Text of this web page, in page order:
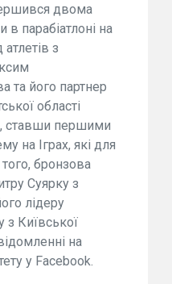
двома
парабіатлоні на
з
та його партнер
області
ставши першими
на Іграх, які для
бронзова
Суярку з
лідеру
з Київської
на
у Facebook.